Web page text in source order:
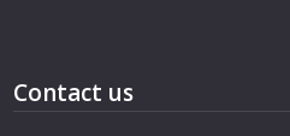
Contact us